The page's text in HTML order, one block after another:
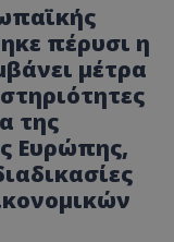
πέρυσι η
μέτρα
της
Ευρώπης,